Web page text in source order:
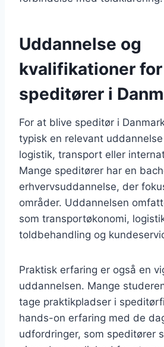
Uddannelse og
kvalifikationer for
speditører i
For at blive speditør i
typisk en relevant
logistik, transport eller
Mange speditører har en
erhvervsuddannelse, der
områder. Uddannelsen
som transportøkonomi,
toldbehandling og
Praktisk erfaring er også en
uddannelsen. Mange
tage praktikpladser i
hands-on erfaring med de
udfordringer, som speditører